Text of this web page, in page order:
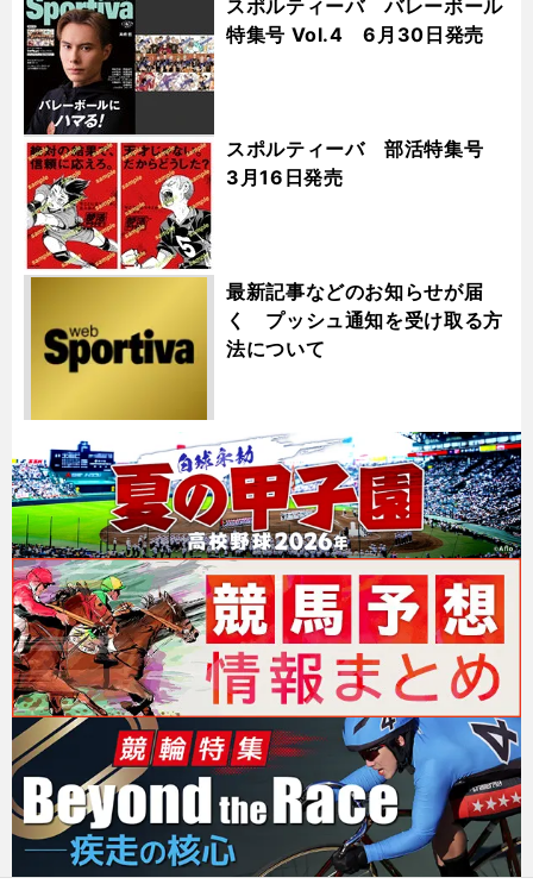
スポルティーバ バレーボール
特集号 Vol.4 6月30日発売
スポルティーバ 部活特集号
3月16日発売
最新記事などのお知らせが届
く プッシュ通知を受け取る方
法について